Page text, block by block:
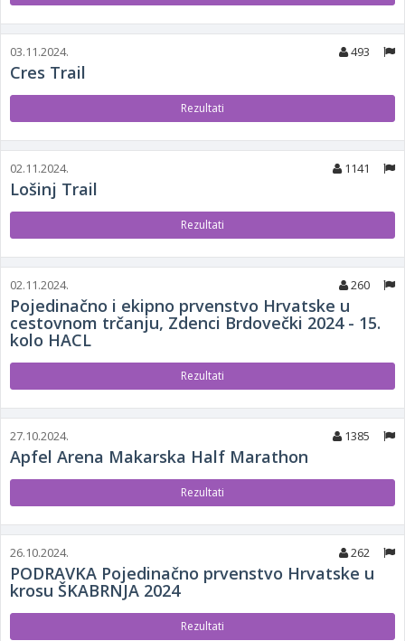
03.11.2024. 493
Cres Trail
Rezultati
02.11.2024. 1141
Lošinj Trail
Rezultati
02.11.2024. 260
Pojedinačno i ekipno prvenstvo Hrvatske u
cestovnom trčanju, Zdenci Brdovečki 2024 - 15.
kolo HACL
Rezultati
27.10.2024. 1385
Apfel Arena Makarska Half Marathon
Rezultati
26.10.2024. 262
PODRAVKA Pojedinačno prvenstvo Hrvatske u
krosu ŠKABRNJA 2024
Rezultati